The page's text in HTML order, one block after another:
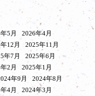
5月
2026年4月
12月
2025年11月
年7月
2025年6月
2月
2025年1月
年9月
2024年8月
4月
2024年3月